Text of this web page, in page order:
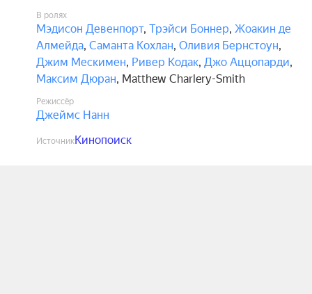
В ролях
Мэдисон Девенпорт, Трэйси Боннер, Жоакин де
Алмейда, Саманта Кохлан, Оливия Бернстоун,
Джим Мескимен, Ривер Кодак, Джо Аццопарди,
Максим Дюран, Matthew Charlery-Smith
Режиссёр
Джеймс Нанн
ИсточникКинопоиск